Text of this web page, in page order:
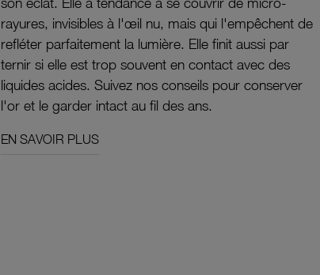
rayures, invisibles à l'œil nu, mais qui l'empêchent de
refléter parfaitement la lumière. Elle finit aussi par
ternir si elle est trop souvent en contact avec des
liquides acides. Suivez nos conseils pour conserver
l'or et le garder intact au fil des ans.
EN SAVOIR PLUS